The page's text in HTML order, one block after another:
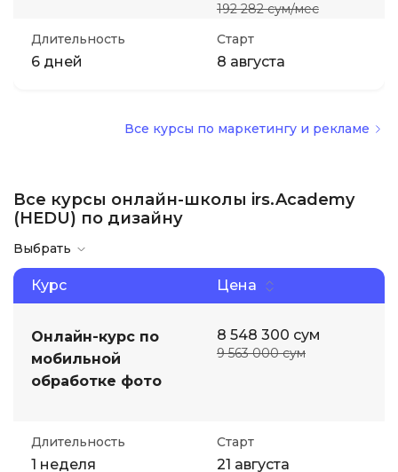
192 282 сум/мес
Длительность
6 дней
Старт
8 августа
Все курсы по маркетингу и рекламе
Все курсы онлайн-школы irs.Academy
(HEDU) по дизайну
Выбрать
Курс Цена
Онлайн-курс по
мобильной
обработке фото
8 548 300 сум
9 563 000 сум
Длительность
1 неделя
Старт
21 августа